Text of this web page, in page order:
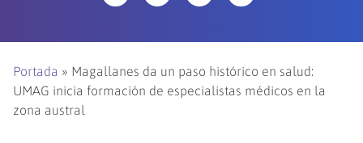
Portada » Magallanes da un paso histórico en salud:
UMAG inicia formación de especialistas médicos en la
zona austral